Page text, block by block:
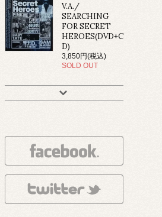
V.A./
SEARCHING
FOR SECRET
HEROES(DVD+C
D)
3,850円(税込)
SOLD OUT